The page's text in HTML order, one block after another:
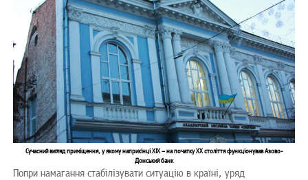
Сучасний вигляд приміщення, у якому наприкінці ХІХ – на початку ХХ століття функціонував Азово-
Донський банк
Попри намагання стабілізувати ситуацію в країні, уряд